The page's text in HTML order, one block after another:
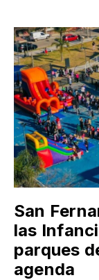
San
las
parques
agenda